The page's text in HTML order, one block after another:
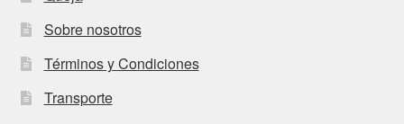
Sobre nosotros
Términos y Condiciones
Transporte